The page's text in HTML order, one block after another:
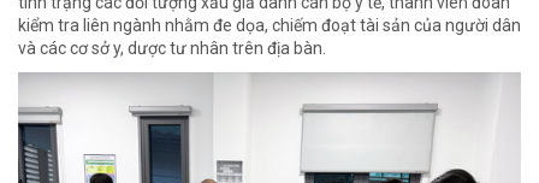
kiểm tra liên ngành nhằm đe dọa, chiếm đoạt tài sản của người dân
và các cơ sở y, dược tư nhân trên địa bàn.